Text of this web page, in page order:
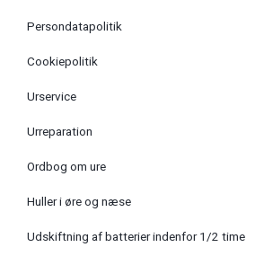
Persondatapolitik
Cookiepolitik
Urservice
Urreparation
Ordbog om ure
Huller i øre og næse
Udskiftning af batterier indenfor 1/2 time